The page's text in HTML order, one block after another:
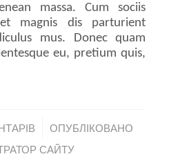
massa. Cum sociis
magnis dis parturient
mus. Donec quam
eu, pretium quis,
ОПУБЛІКОВАНО
САЙТУ